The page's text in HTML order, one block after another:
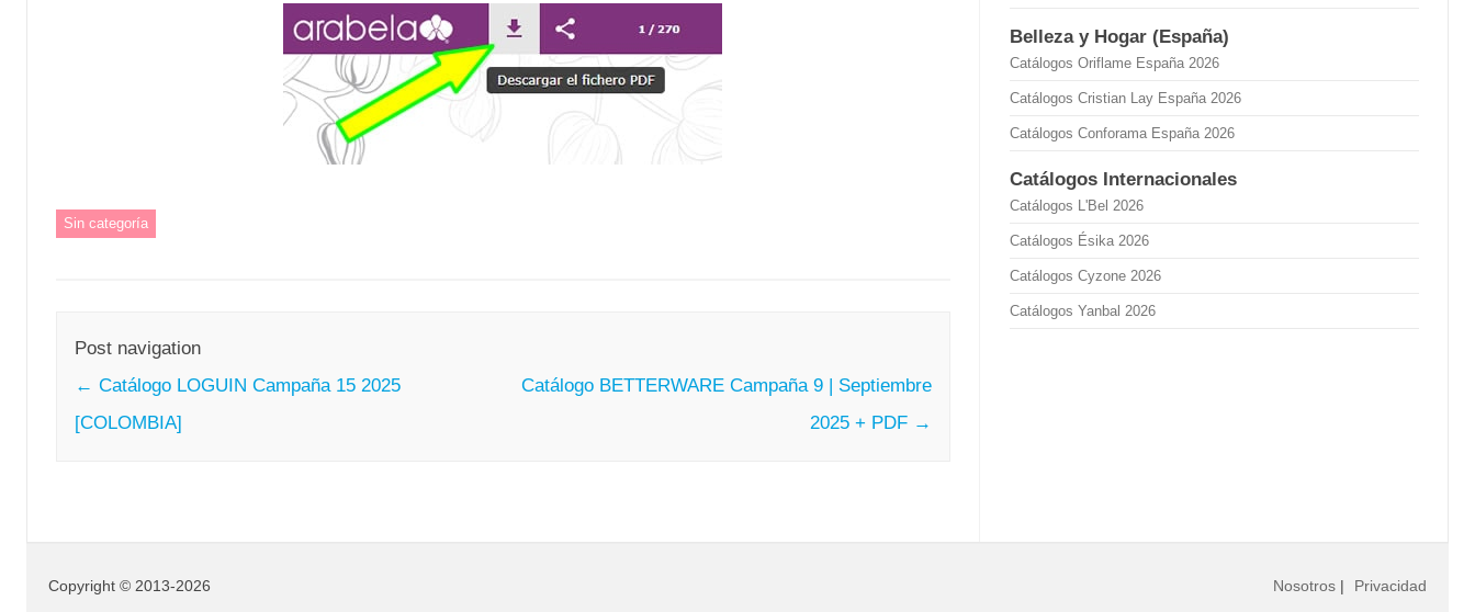
Sin categoría
Post navigation
← Catálogo LOGUIN Campaña 15 2025
[COLOMBIA]
Catálogo BETTERWARE Campaña 9 | Septiembre
2025 + PDF →
Belleza y Hogar (España)
Catálogos Oriflame España 2026
Catálogos Cristian Lay España 2026
Catálogos Conforama España 2026
Catálogos Internacionales
Catálogos L'Bel 2026
Catálogos Ésika 2026
Catálogos Cyzone 2026
Catálogos Yanbal 2026
Copyright © 2013-2026 Nosotros | Privacidad